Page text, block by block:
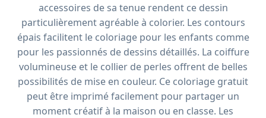
accessoires de sa tenue rendent ce dessin
particulièrement agréable à colorier. Les contours
épais facilitent le coloriage pour les enfants comme
pour les passionnés de dessins détaillés. La coiffure
volumineuse et le collier de perles offrent de belles
possibilités de mise en couleur. Ce coloriage gratuit
peut être imprimé facilement pour partager un
moment créatif à la maison ou en classe. Les